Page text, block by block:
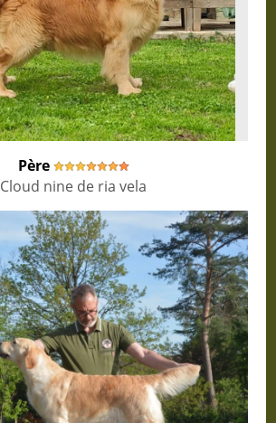
Père
Cloud nine de ria vela